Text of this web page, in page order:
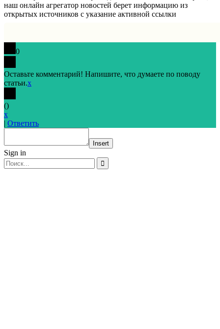
наш онлайн агрегатор новостей берет информацию из
открытых источников с указание активной ссылки
0
Оставьте комментарий! Напишите, что думаете по поводу
статьи.x
()
x
| Ответить
Insert
Sign in